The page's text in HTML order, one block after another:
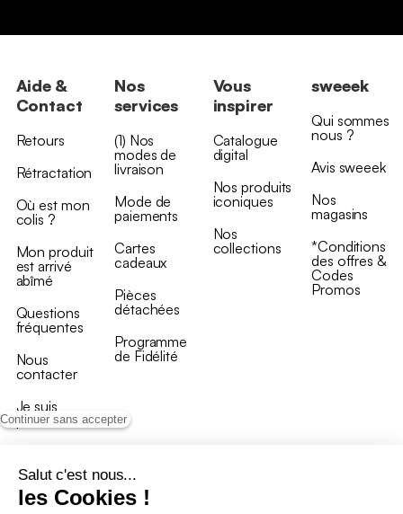
Continuer sans accepter
Salut c'est nous...
les Cookies !
Aide &
Contact
Retours
Rétractation
Où est mon
colis ?
Mon produit
est arrivé
abîmé
Questions
fréquentes
Nous
contacter
Je suis
professionnel
Nos
services
(1) Nos
modes de
livraison
Mode de
paiements
Cartes
cadeaux
Pièces
détachées
Programme
de Fidélité
Vous
inspirer
Catalogue
digital
Nos produits
iconiques
Nos
collections
sweeek
Qui sommes
nous ?
Avis sweeek
Nos
magasins
*Conditions
des offres &
Codes
Promos